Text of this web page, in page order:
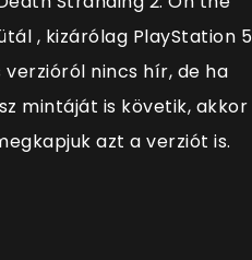
, kizárólag PlayStation 5
nincs hír, de ha
mintáját is követik, akkor
azt a verziót is.